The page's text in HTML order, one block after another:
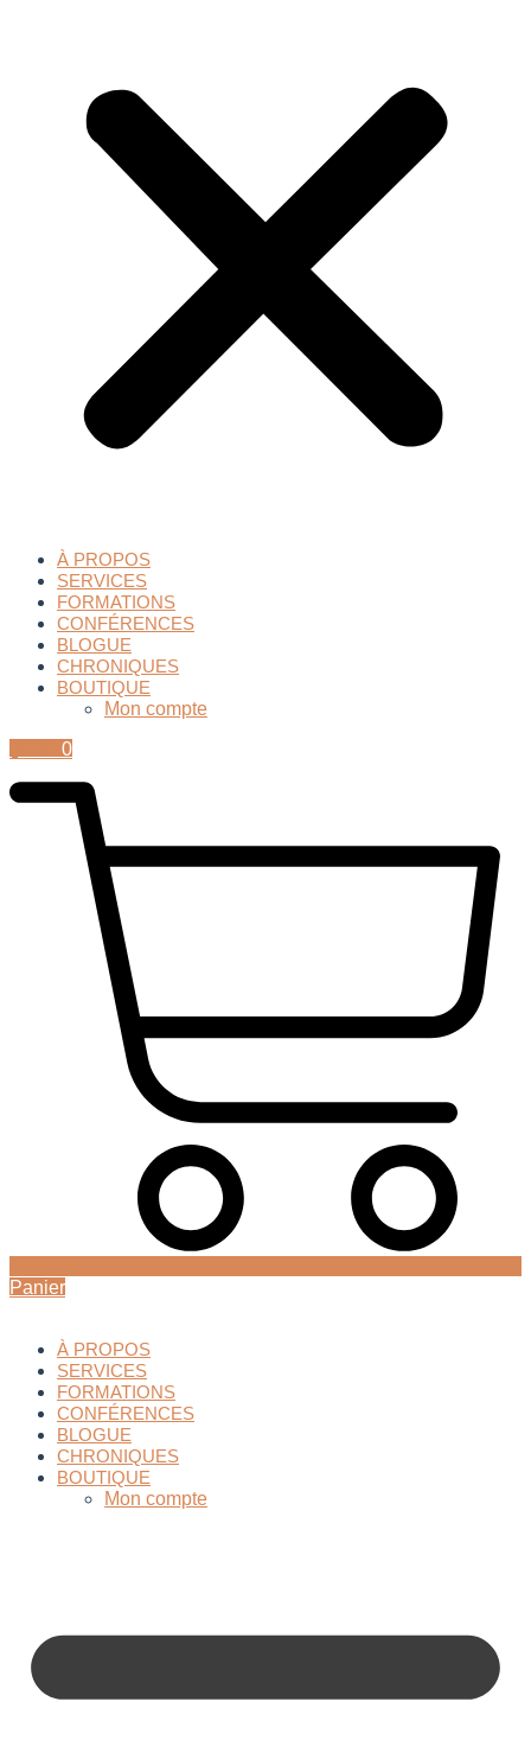
À PROPOS
SERVICES
FORMATIONS
CONFÉRENCES
BLOGUE
CHRONIQUES
BOUTIQUE
Mon compte
0
Panier
À PROPOS
SERVICES
FORMATIONS
CONFÉRENCES
BLOGUE
CHRONIQUES
BOUTIQUE
Mon compte